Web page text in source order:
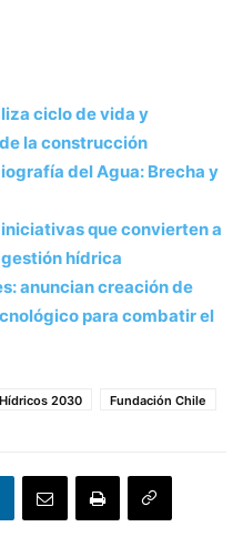
ciclo de vida y
la construcción
del Agua: Brecha y
que convierten a
hídrica
anuncian creación de
para combatir el
2030 Fundación Chile